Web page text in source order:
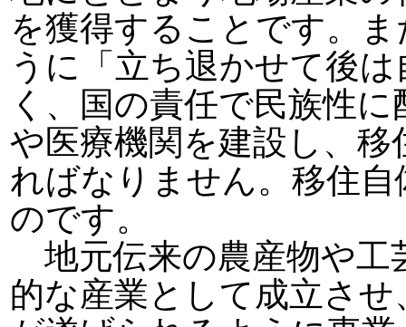
を獲得することです。
うに「立ち退かせて後
く、国の責任で民族性
や医療機関を建設し、
ればなりません。移住
のです。
地元伝来の農産物や工
的な産業として成立さ